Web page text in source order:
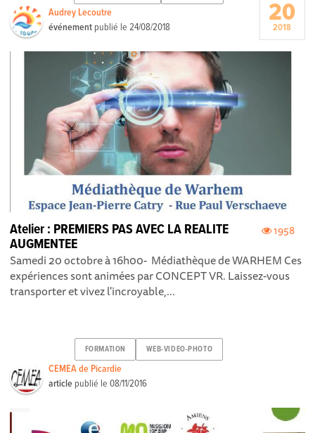
Audrey Lecoutre
événement publié le24/08/2018 20
2018
1958
Atelier : PREMIERS PAS AVEC LA REALITE
AUGMENTEE
Samedi 20 octobre à 16h00- Médiathèque de WARHEM Ces
expériences sont animées par CONCEPT VR. Laissez-vous
transporter et vivez l'incroyable,...
FORMATION WEB-VIDEO-PHOTO
CEMEA de Picardie
article publié le08/11/2016